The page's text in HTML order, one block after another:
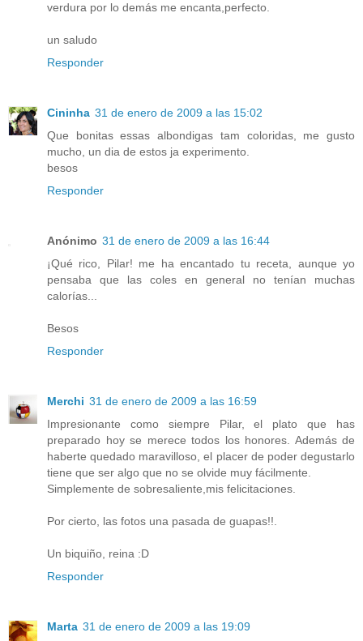
verdura por lo demás me encanta,perfecto.
un saludo
Responder
Cininha 31 de enero de 2009 a las 15:02
Que bonitas essas albondigas tam coloridas, me gusto
mucho, un dia de estos ja experimento.
besos
Responder
Anónimo 31 de enero de 2009 a las 16:44
¡Qué rico, Pilar! me ha encantado tu receta, aunque yo
pensaba que las coles en general no tenían muchas
calorías...
Besos
Responder
Merchi 31 de enero de 2009 a las 16:59
Impresionante como siempre Pilar, el plato que has
preparado hoy se merece todos los honores. Además de
haberte quedado maravilloso, el placer de poder degustarlo
tiene que ser algo que no se olvide muy fácilmente.
Simplemente de sobresaliente,mis felicitaciones.
Por cierto, las fotos una pasada de guapas!!.
Un biquiño, reina :D
Responder
Marta 31 de enero de 2009 a las 19:09